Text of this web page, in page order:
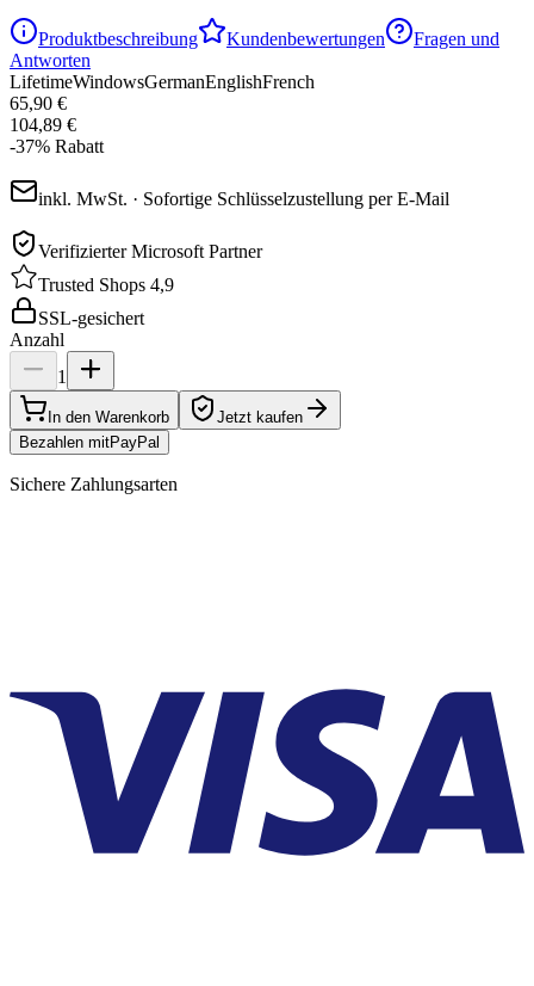
Produktbeschreibung Kundenbewertungen
Fragen und
Antworten
LifetimeWindowsGermanEnglishFrench
65,90 €
104,89 €
-37% Rabatt
inkl. MwSt. · Sofortige Schlüsselzustellung per E-Mail
Verifizierter Microsoft Partner
Trusted Shops 4,9
SSL-gesichert
Anzahl
1
In den Warenkorb
Jetzt kaufen
Bezahlen mitPayPal
Sichere Zahlungsarten